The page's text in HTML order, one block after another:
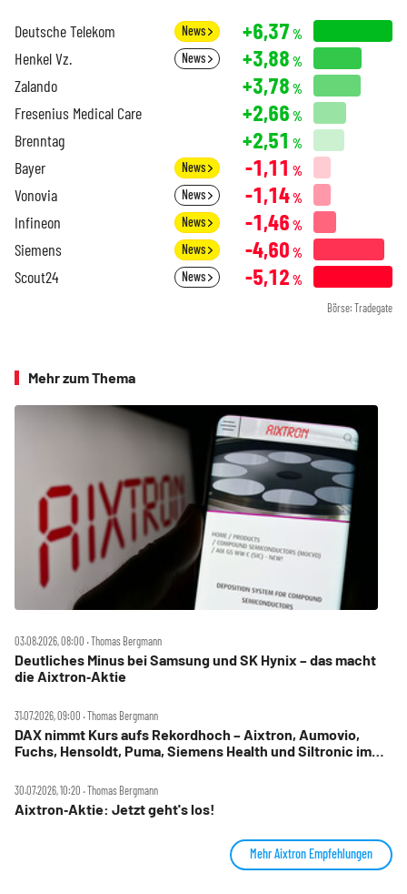
Deutsche Telekom News +6,37 %
Henkel Vz. News +3,88 %
Zalando +3,78 %
Fresenius Medical Care +2,66 %
Brenntag +2,51 %
Bayer News -1,11 %
Vonovia News -1,14%
Infineon News -1,46 %
Siemens News -4,60 %
Scout24 News -5,12 %
Börse: Tradegate
Mehr zum Thema
03.08.2026, 08:00 ‧ Thomas Bergmann
Deutliches Minus bei Samsung und SK Hynix – das macht
die Aixtron‑Aktie
31.07.2026, 09:00 ‧ Thomas Bergmann
DAX nimmt Kurs aufs Rekordhoch – Aixtron, Aumovio,
Fuchs, Hensoldt, Puma, Siemens Health und Siltronic im
30.07.2026, 10:20 ‧ Thomas Bergmann
Aixtron‑Aktie: Jetzt geht's los!
Mehr Aixtron Empfehlungen